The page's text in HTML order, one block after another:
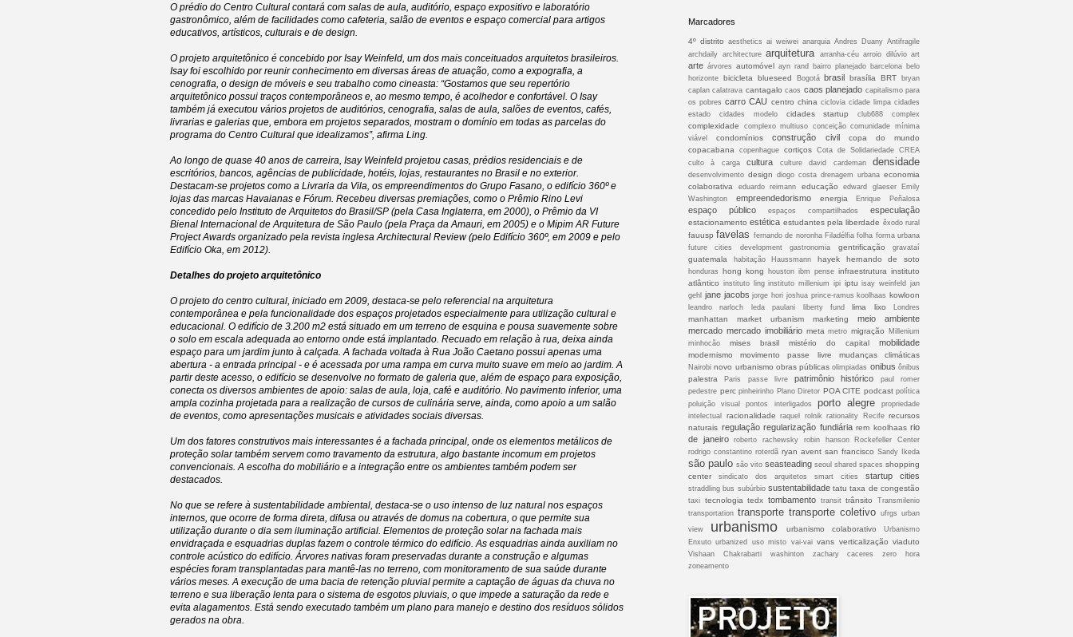
O prédio do Centro Cultural contará com salas de aula, auditório, espaço expositivo e laboratório
gastronômico, além de facilidades como cafeteria, salão de eventos e espaço comercial para artigos
educativos, artísticos, culturais e de design.
O projeto arquitetônico é concebido por Isay Weinfeld, um dos mais conceituados arquitetos brasileiros.
Isay foi escolhido por reunir conhecimento em diversas áreas de atuação, como a expografia, a
cenografia, o design de móveis e seu trabalho como cineasta: “Gostamos que seu repertório
arquitetônico possui traços contemporâneos e, ao mesmo tempo, é acolhedor e confortável. O Isay
também já executou vários projetos de auditórios, cenografia, salas de aula, salões de eventos, cafés,
livrarias e galerias que, embora em projetos separados, mostram o domínio em todas as parcelas do
programa do Centro Cultural que idealizamos”, afirma Ling.
Ao longo de quase 40 anos de carreira, Isay Weinfeld projetou casas, prédios residenciais e de
escritórios, bancos, agências de publicidade, hotéis, lojas, restaurantes no Brasil e no exterior.
Destacam-se projetos como a Livraria da Vila, os empreendimentos do Grupo Fasano, o edifício 360º e
lojas das marcas Havaianas e Fórum. Recebeu diversas premiações, como o Prêmio Rino Levi
concedido pelo Instituto de Arquitetos do Brasil/SP (pela Casa Inglaterra, em 2000), o Prêmio da VI
Bienal Internacional de Arquitetura de São Paulo (pela Praça da Amauri, em 2005) e o Mipim AR Future
Project Awards organizado pela revista inglesa Architectural Review (pelo Edifício 360º, em 2009 e pelo
Edifício Oka, em 2012).
Detalhes do projeto arquitetônico
O projeto do centro cultural, iniciado em 2009, destaca-se pelo referencial na arquitetura
contemporânea e pela funcionalidade dos espaços projetados especialmente para utilização cultural e
educacional. O edifício de 3.200 m2 está situado em um terreno de esquina e pousa suavemente sobre
o solo em escala adequada ao entorno onde está implantado. Recuado em relação à rua, deixa ainda
espaço para um jardim junto à calçada. A fachada voltada à Rua João Caetano possui apenas uma
abertura - a entrada principal - e é acessada por uma rampa em curva muito suave em meio ao jardim. A
partir deste acesso, o edifício se desenvolve no formato de galeria que, além de espaço para exposição,
conecta os diversos ambientes de apoio: salas de aula, loja, café e auditório. No pavimento inferior, uma
ampla cozinha projetada para a realização de cursos de culinária serve, ainda, como apoio a um salão
de eventos, como apresentações musicais e atividades sociais diversas.
Um dos fatores construtivos mais interessantes é a fachada principal, onde os elementos metálicos de
proteção solar também servem como travamento da estrutura, algo bastante incomum em projetos
convencionais. A escolha do mobiliário e a integração entre os ambientes também podem ser
destacados.
No que se refere à sustentabilidade ambiental, destaca-se o uso intenso de luz natural nos espaços
internos, que ocorre de forma direta, difusa ou através de domus na cobertura, o que permite sua
utilização durante o dia sem iluminação artificial. Elementos de proteção solar na fachada mais
envidraçada e esquadrias duplas fazem o controle térmico do edifício. As esquadrias ainda auxiliam no
controle acústico do edifício. Árvores nativas foram preservadas durante a construção e algumas
espécies foram transplantadas para mantê-las no terreno, com monitoramento de sua saúde durante
vários meses. A execução de uma bacia de retenção pluvial permite a captação de águas da chuva no
terreno e sua liberação lenta para o sistema de esgotos pluviais, o que impede a saturação da rede e
evita alagamentos. Está sendo executado também um plano para manejo e destino dos resíduos sólidos
gerados na obra.
Marcadores
4º distrito aesthetics ai weiwei anarquia Andres Duany Antifragile
archdaily architecture arquitetura arranha-céu arroio dilúvio art
arte árvores automóvel ayn rand bairro planejado barcelona belo
horizonte bicicleta blueseed Bogotá brasil brasília BRT
bryan
caplan calatrava cantagalo caos caos planejado capitalismo para
os pobres carro CAU centro china ciclovia cidade limpa cidades
estado
cidades modelo cidades startup club688 complex
complexidade complexo multiuso conceição comunidade mínima
viável
condomínios construção civil
copa do mundo
copacabana
copenhague cortiços Cota de Solidariedade CREA
culto à carga
cultura culture david cardeman densidade
desenvolvimento design diogo costa drenagem urbana economia
colaborativa
eduardo reimann educação edward glaeser
Emily
Washington
empreendedorismo energia Enrique Peñalosa
espaço público espaços compartilhados especulação
estacionamento estética estudantes pela liberdade êxodo rural
fauusp favelas fernando de noronha Filadélfia folha forma urbana
future cities development
gastronomia gentrificação gravataí
guatemala habitação Haussmann hayek hernando de soto
honduras hong kong houston ibm pense infraestrutura instituto
atlântico instituto ling instituto millenium ipi iptu isay weinfeld
jan
gehl jane jacobs jorge hori joshua prince-ramus koolhaas kowloon
leandro narloch leda paulani liberty fund lima lixo Londres
manhattan market urbanism marketing
meio ambiente
mercado mercado imobiliário meta metro migração
Millenium
minhocão
mises brasil mistério do capital mobilidade
modernismo movimento passe livre mudanças climáticas
Nairobi novo urbanismo obras públicas olimpiadas onibus ônibus
palestra Paris passe livre patrimônio histórico
paul romer
pedestre perc pinheirinho Plano Diretor POA CITE podcast política
poluição visual
pontos interligados porto alegre
propriedade
intelectual
racionalidade raquel rolnik rationality Recife recursos
naturais regulação regularização fundiária rem koolhaas rio
de janeiro
roberto rachewsky robin hanson
Rockefeller Center
rodrigo constantino roterdã ryan avent san francisco Sandy Ikeda
são paulo são vito seasteading seoul shared spaces shopping
center
sindicato dos arquitetos smart cities startup cities
straddling bus subúrbio sustentabilidade tatu taxa de congestão
taxi tecnologia tedx tombamento transit trânsito
Transmilenio
transportation transporte transporte coletivo ufrgs urban
view
urbanismo urbanismo colaborativo
Urbanismo
Enxuto urbanized uso misto vai-vai vans verticalização viaduto
Vishaan Chakrabarti washinton zachary caceres
zero hora
zoneamento